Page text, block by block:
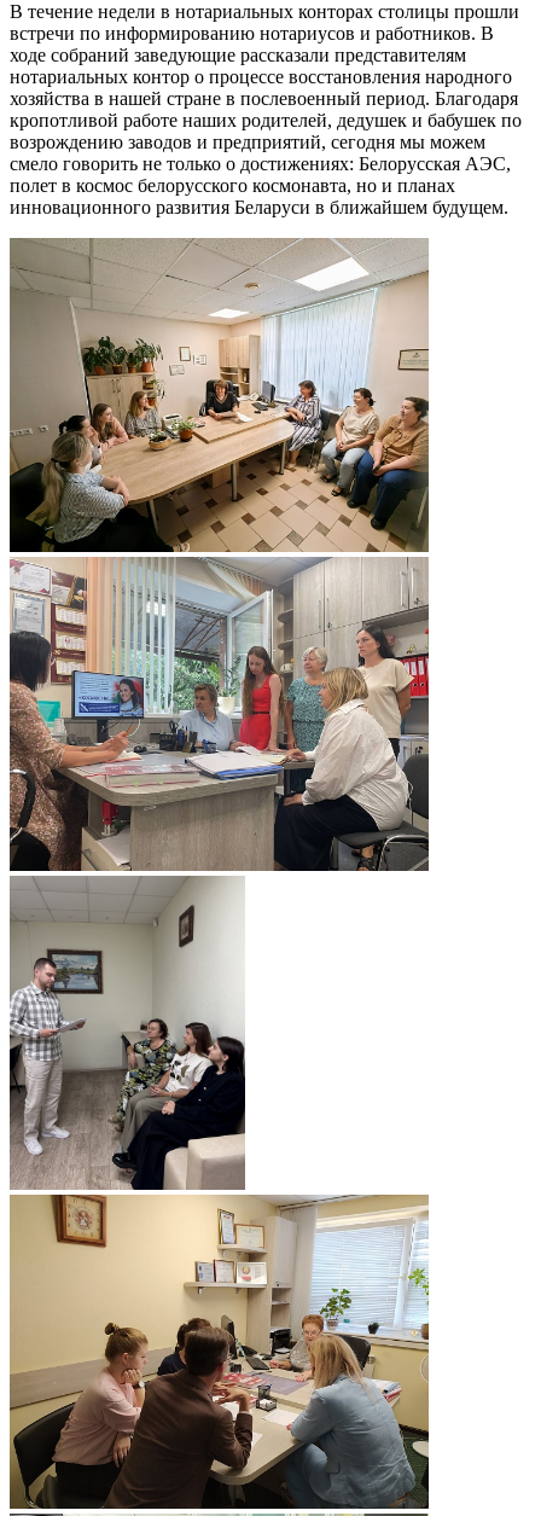
В течение недели в нотариальных конторах столицы прошли
встречи по информированию нотариусов и работников. В
ходе собраний заведующие рассказали представителям
нотариальных контор о процессе восстановления народного
хозяйства в нашей стране в послевоенный период. Благодаря
кропотливой работе наших родителей, дедушек и бабушек по
возрождению заводов и предприятий, сегодня мы можем
смело говорить не только о достижениях: Белорусская АЭС,
полет в космос белорусского космонавта, но и планах
инновационного развития Беларуси в ближайшем будущем.